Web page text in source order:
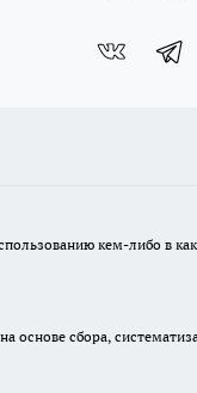
кем-либо в
сбора,